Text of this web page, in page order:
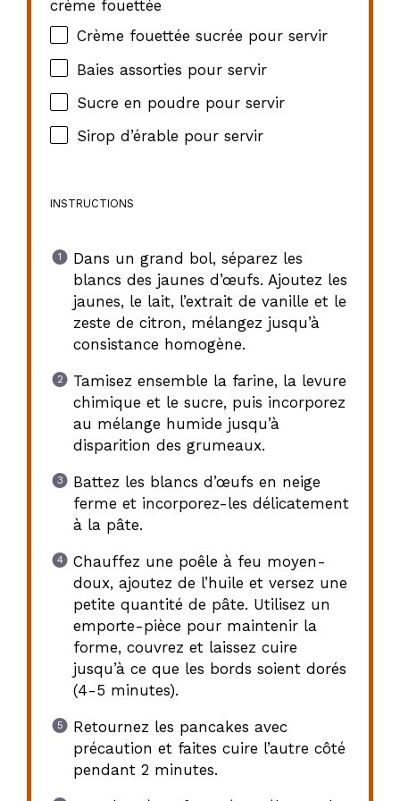
crème fouettée
Crème fouettée sucrée pour servir
Baies assorties pour servir
Sucre en poudre pour servir
Sirop d’érable pour servir
INSTRUCTIONS
Dans un grand bol, séparez les
blancs des jaunes d’œufs. Ajoutez les
jaunes, le lait, l’extrait de vanille et le
zeste de citron, mélangez jusqu’à
consistance homogène.
Tamisez ensemble la farine, la levure
chimique et le sucre, puis incorporez
au mélange humide jusqu’à
disparition des grumeaux.
Battez les blancs d’œufs en neige
ferme et incorporez-les délicatement
à la pâte.
Chauffez une poêle à feu moyen-
doux, ajoutez de l’huile et versez une
petite quantité de pâte. Utilisez un
emporte-pièce pour maintenir la
forme, couvrez et laissez cuire
jusqu’à ce que les bords soient dorés
(4-5 minutes).
Retournez les pancakes avec
précaution et faites cuire l’autre côté
pendant 2 minutes.